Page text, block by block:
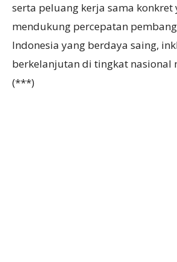
serta peluang kerja sama konkret
mendukung percepatan
Indonesia yang berdaya saing,
berkelanjutan di tingkat nasional
(***)